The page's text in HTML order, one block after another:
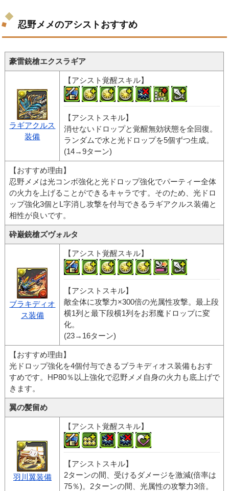
忍野メメのアシストおすすめ
豪雷銃槍エクスラギア
ラギアクルス
装備
【アシスト覚醒スキル】
【アシストスキル】
消せないドロップと覚醒無効状態を全回復。
ランダムで水と光ドロップを5個ずつ生成。
(14→9ターン)
【おすすめ理由】
忍野メメは光コンボ強化と光ドロップ強化でパーティー全体
の火力を上げることができるキャラです。そのため、光ドロ
ップ強化3個とL字消し攻撃を付与できるラギアクルス装備と
相性が良いです。
砕巌銃槍ズヴォルタ
ブラキディオ
ス装備
【アシスト覚醒スキル】
【アシストスキル】
敵全体に攻撃力×300倍の光属性攻撃。最上段
横1列と最下段横1列をお邪魔ドロップに変
化。
(23→16ターン)
【おすすめ理由】
光ドロップ強化を4個付与できるブラキディオス装備もおす
すめです。HP80％以上強化で忍野メメ自身の火力も底上げで
きます。
翼の髪留め
羽川翼装備
【アシスト覚醒スキル】
【アシストスキル】
2ターンの間、受けるダメージを激減(倍率は
75％)。2ターンの間、光属性の攻撃力3倍。